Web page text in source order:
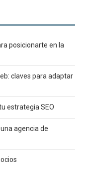
posicionarte en la
claves para adaptar
estrategia SEO
agencia de